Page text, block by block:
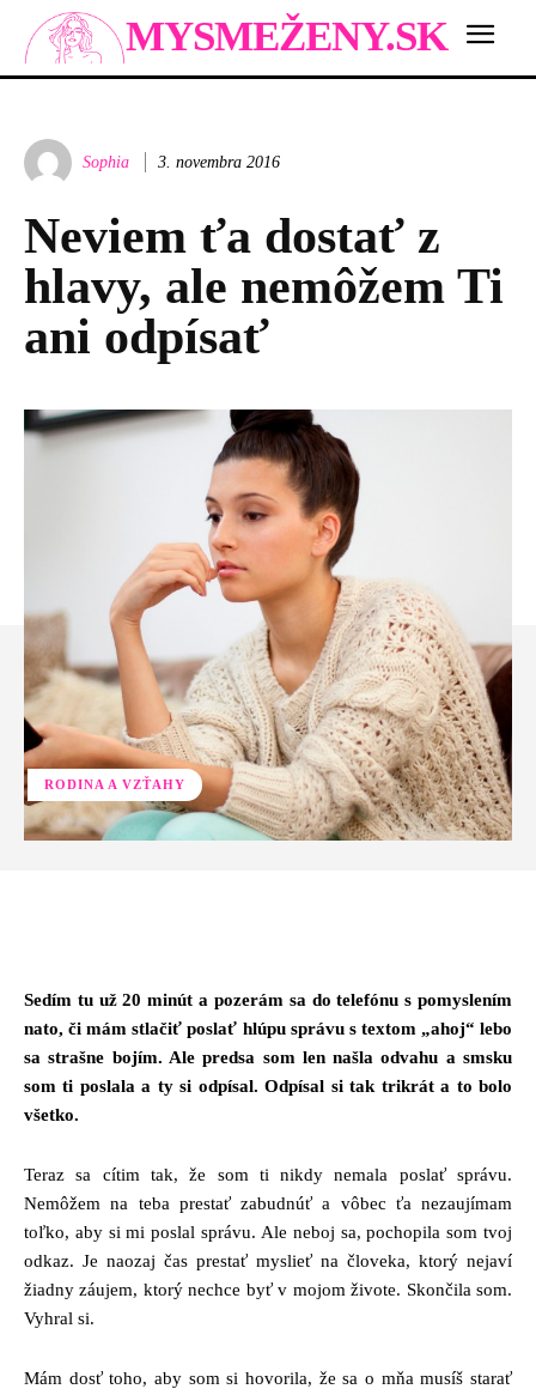
MYSMEŽENY.SK
Sophia 3. novembra 2016
Neviem ťa dostať z
hlavy, ale nemôžem Ti
ani odpísať
RODINA A VZŤAHY
Sedím tu už 20 minút a pozerám sa do telefónu s pomyslením
nato, či mám stlačiť poslať hlúpu správu s textom „ahoj“ lebo
sa strašne bojím. Ale predsa som len našla odvahu a smsku
som ti poslala a ty si odpísal. Odpísal si tak trikrát a to bolo
všetko.
Teraz sa cítim tak, že som ti nikdy nemala poslať správu.
Nemôžem na teba prestať zabudnúť a vôbec ťa nezaujímam
toľko, aby si mi poslal správu. Ale neboj sa, pochopila som tvoj
odkaz. Je naozaj čas prestať myslieť na človeka, ktorý nejaví
žiadny záujem, ktorý nechce byť v mojom živote. Skončila som.
Vyhral si.
Mám dosť toho, aby som si hovorila, že sa o mňa musíš starať